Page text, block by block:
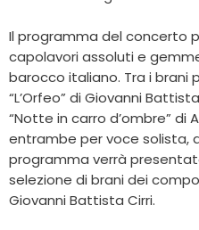
Il programma del concerto
capolavori assoluti e
barocco italiano. Tra i
“L’Orfeo” di Giovanni
“Notte in carro d’ombre” di
entrambe per voce solista,
programma verrà
selezione di brani dei
Giovanni Battista Cirri.